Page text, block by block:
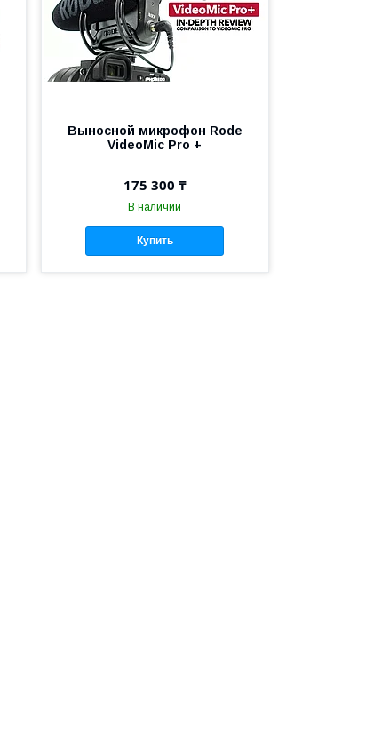
Выносной микрофон Rode
VideoMic Pro +
175 300 ₸
В наличии
Купить